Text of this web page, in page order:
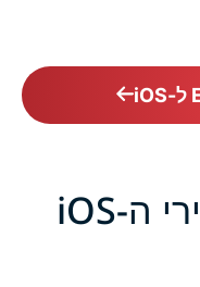
תואם לכל מכשירי ה-iOS